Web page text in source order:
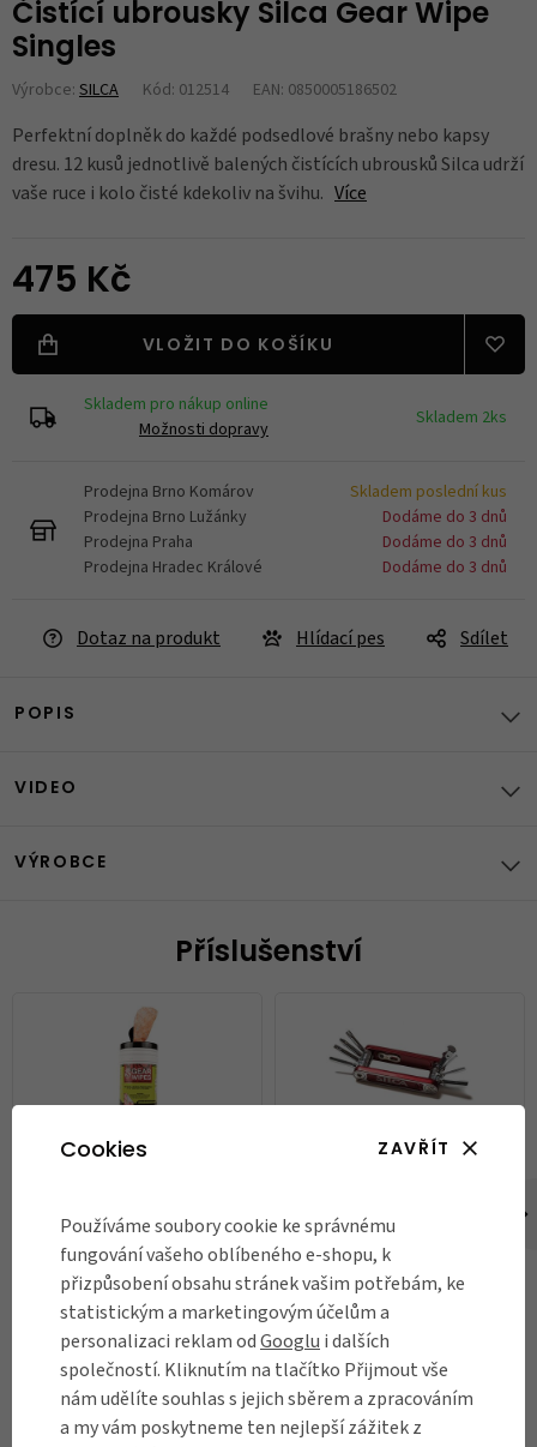
Čistící ubrousky Silca Gear Wipe
Singles
Výrobce: SILCA Kód: 012514 EAN: 0850005186502
Perfektní doplněk do každé podsedlové brašny nebo kapsy
dresu. 12 kusů jednotlivě balených čistících ubrousků Silca udrží
vaše ruce i kolo čisté kdekoliv na švihu. Více
475 Kč
VLOŽIT DO KOŠÍKU
Skladem pro nákup online
Možnosti dopravy
Skladem 2ks
Prodejna Brno Komárov
Skladem poslední kus
Prodejna Brno Lužánky
Dodáme do 3 dnů
Prodejna Praha
Dodáme do 3 dnů
Prodejna Hradec Králové
Dodáme do 3 dnů
Dotaz na produkt Hlídací pes Sdílet
POPIS
VIDEO
VÝROBCE
Příslušenství
Gear Wipes
1 190 Kč
Skladem
DO KOŠÍKU
Knife-Nove
1 250 Kč
Skladem
DO KOŠÍKU
Cookies ZAVŘÍT
Používáme soubory cookie ke správnému
fungování vašeho oblíbeného e-shopu, k
přizpůsobení obsahu stránek vašim potřebám, ke
statistickým a marketingovým účelům a
personalizaci reklam odGooglu i dalších
společností. Kliknutím na tlačítko Přijmout vše
nám udělíte souhlas s jejich sběrem a zpracováním
a my vám poskytneme ten nejlepší zážitek z